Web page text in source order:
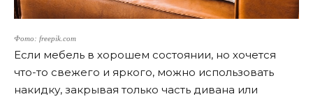
Фото: freepik.com
Если мебель в хорошем состоянии, но хочется
что-то свежего и яркого, можно использовать
накидку, закрывая только часть дивана или